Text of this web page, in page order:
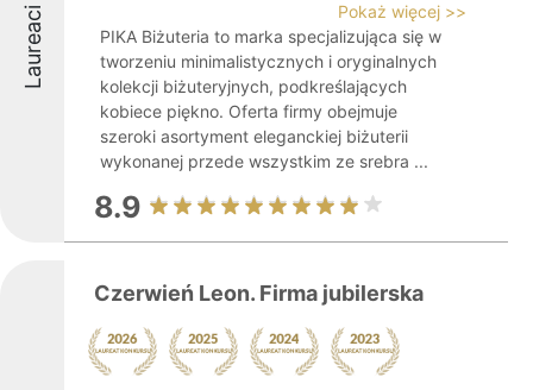
Laureaci
Pokaż więcej >>
PIKA Biżuteria to marka specjalizująca się w
tworzeniu minimalistycznych i oryginalnych
kolekcji biżuteryjnych, podkreślających
kobiece piękno. Oferta firmy obejmuje
szeroki asortyment eleganckiej biżuterii
wykonanej przede wszystkim ze srebra ...
8.9
Czerwień Leon. Firma jubilerska